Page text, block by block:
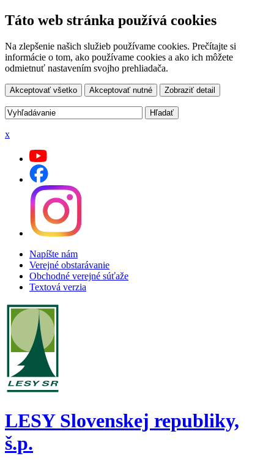
Táto web stránka používá cookies
Na zlepšenie našich služieb používame cookies. Prečítajte si
informácie o tom, ako používame cookies a ako ich môžete
odmietnuť nastavením svojho prehliadača.
Akceptovať všetko Akceptovať nutné Zobraziť detail
x
Napíšte nám
Verejné obstarávanie
Obchodné verejné súťaže
Textová verzia
LESY Slovenskej republiky,
š.p.